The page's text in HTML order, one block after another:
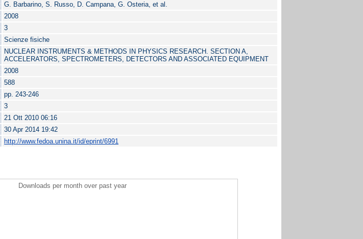
G. Barbarino, S. Russo, D. Campana, G. Osteria, et al.
2008
3
Scienze fisiche
NUCLEAR INSTRUMENTS & METHODS IN PHYSICS RESEARCH. SECTION A,
ACCELERATORS, SPECTROMETERS, DETECTORS AND ASSOCIATED EQUIPMENT
2008
588
pp. 243-246
3
21 Ott 2010 06:16
30 Apr 2014 19:42
http://www.fedoa.unina.it/id/eprint/6991
Downloads per month over past year